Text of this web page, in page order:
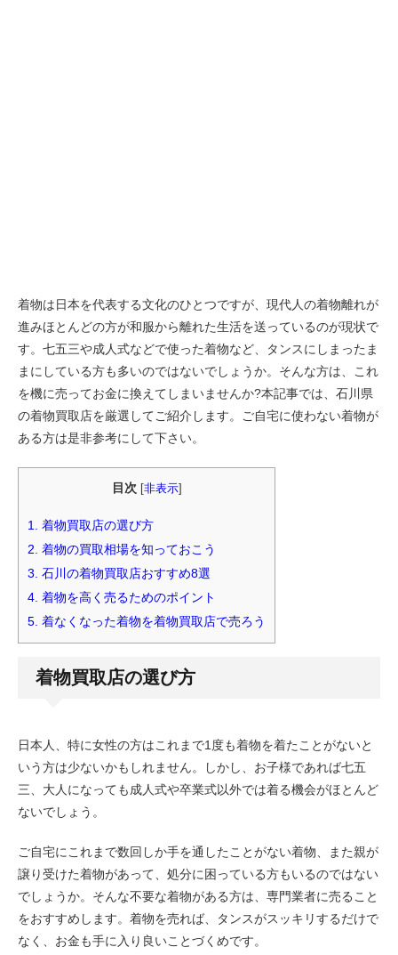
着物は日本を代表する文化のひとつですが、現代人の着物離れが
進みほとんどの方が和服から離れた生活を送っているのが現状で
す。七五三や成人式などで使った着物など、タンスにしまったま
まにしている方も多いのではないでしょうか。そんな方は、これ
を機に売ってお金に換えてしまいませんか?本記事では、石川県
の着物買取店を厳選してご紹介します。ご自宅に使わない着物が
ある方は是非参考にして下さい。
目次 非表示]
1. 着物買取店の選び方
2. 着物の買取相場を知っておこう
3. 石川の着物買取店おすすめ8選
4. 着物を高く売るためのポイント
5. 着なくなった着物を着物買取店で売ろう
着物買取店の選び方
日本人、特に女性の方はこれまで1度も着物を着たことがないと
いう方は少ないかもしれません。しかし、お子様であれば七五
三、大人になっても成人式や卒業式以外では着る機会がほとんど
ないでしょう。
ご自宅にこれまで数回しか手を通したことがない着物、また親が
譲り受けた着物があって、処分に困っている方もいるのではない
でしょうか。そんな不要な着物がある方は、専門業者に売ること
をおすすめします。着物を売れば、タンスがスッキリするだけで
なく、お金も手に入り良いことづくめです。